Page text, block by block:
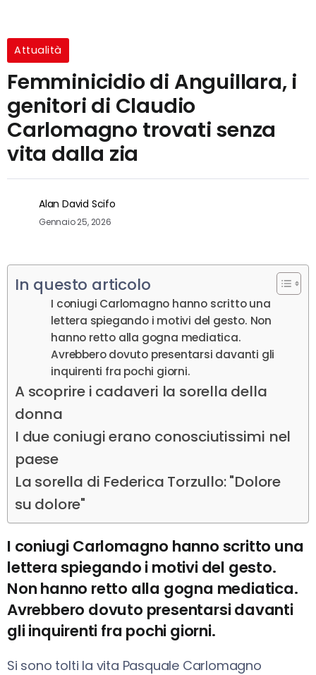
Attualità
Femminicidio di Anguillara, i
genitori di Claudio
Carlomagno trovati senza
vita dalla zia
Alan David Scifo
Gennaio 25, 2026
In questo articolo
I coniugi Carlomagno hanno scritto una
lettera spiegando i motivi del gesto. Non
hanno retto alla gogna mediatica.
Avrebbero dovuto presentarsi davanti gli
inquirenti fra pochi giorni.
A scoprire i cadaveri la sorella della
donna
I due coniugi erano conosciutissimi nel
paese
La sorella di Federica Torzullo: "Dolore
su dolore"
I coniugi Carlomagno hanno scritto una
lettera spiegando i motivi del gesto.
Non hanno retto alla gogna mediatica.
Avrebbero dovuto presentarsi davanti
gli inquirenti fra pochi giorni.
Si sono tolti la vita Pasquale Carlomagno